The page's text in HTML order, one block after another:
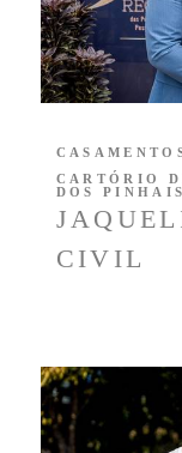
CIVIL
CARTÓRIO
DOS